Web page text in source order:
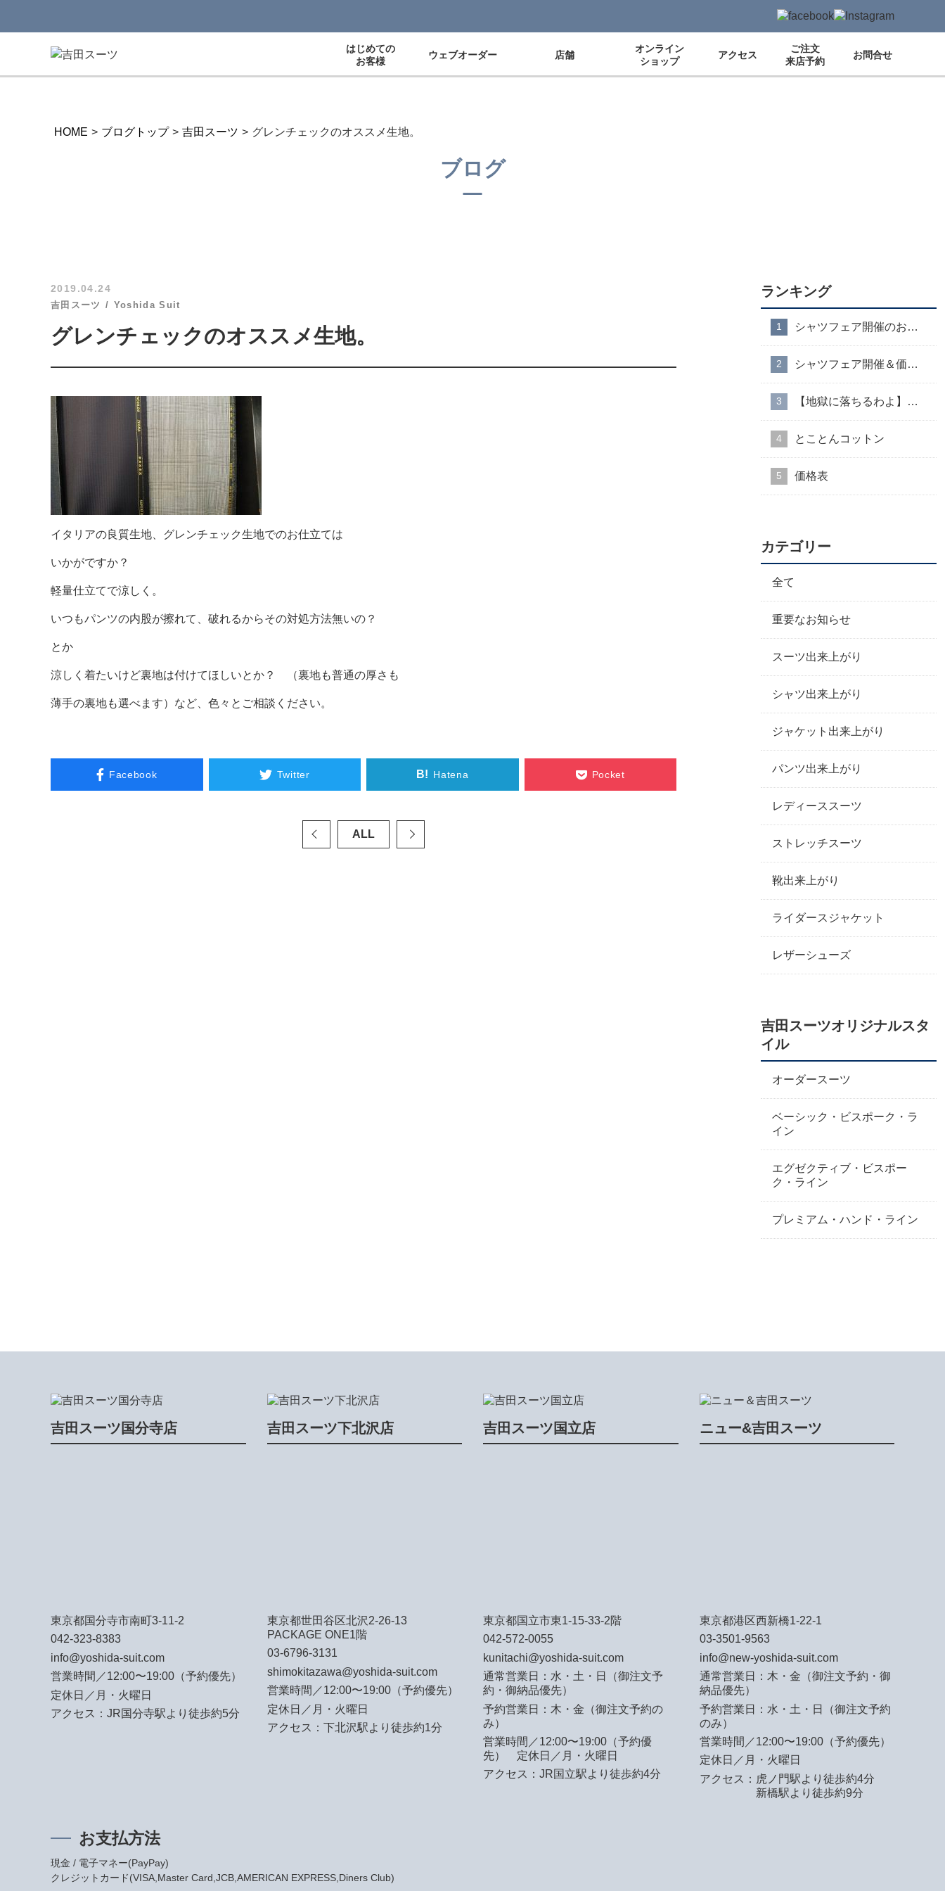
はじめての
お客様
ウェブオーダー 店舗
オンライン
ショップ
アクセス
ご注文
来店予約
お問合せ
HOME > ブログトップ > 吉田スーツ > グレンチェックのオススメ生地。
ブログ
2019.04.24
吉田スーツ Yoshida Suit
グレンチェックのオススメ生地。
イタリアの良質生地、グレンチェック生地でのお仕立ては
いかがですか？
軽量仕立てで涼しく。
いつもパンツの内股が擦れて、破れるからその対処方法無いの？
とか
涼しく着たいけど裏地は付けてほしいとか？ （裏地も普通の厚さも
薄手の裏地も選べます）など、色々とご相談ください。
Facebook Twitter B! Hatena Pocket
ALL
ランキング
シャツフェア開催のお知らせ
シャツフェア開催＆価格改定のお知らせ
【地獄に落ちるわよ】衣装協力のお知らせ
とことんコットン
価格表
カテゴリー
全て
重要なお知らせ
スーツ出来上がり
シャツ出来上がり
ジャケット出来上がり
パンツ出来上がり
レディーススーツ
ストレッチスーツ
靴出来上がり
ライダースジャケット
レザーシューズ
吉田スーツオリジナルスタ
イル
オーダースーツ
ベーシック・ビスポーク・ラ
イン
エグゼクティブ・ビスポー
ク・ライン
プレミアム・ハンド・ライン
吉田スーツ国分寺店
東京都国分寺市南町3-11-2
042-323-8383
info@yoshida-suit.com
営業時間／12:00〜19:00（予約優先）
定休日／月・火曜日
アクセス：JR国分寺駅より徒歩約5分
吉田スーツ下北沢店
東京都世田谷区北沢2-26-13
PACKAGE ONE1階
03-6796-3131
shimokitazawa@yoshida-suit.com
営業時間／12:00〜19:00（予約優先）
定休日／月・火曜日
アクセス：下北沢駅より徒歩約1分
吉田スーツ国立店
東京都国立市東1-15-33-2階
042-572-0055
kunitachi@yoshida-suit.com
通常営業日：水・土・日（御注文予
約・御納品優先）
予約営業日：木・金（御注文予約の
み）
営業時間／12:00〜19:00（予約優
先） 定休日／月・火曜日
アクセス：JR国立駅より徒歩約4分
ニュー&吉田スーツ
東京都港区西新橋1-22-1
03-3501-9563
info@new-yoshida-suit.com
通常営業日：木・金（御注文予約・御
納品優先）
予約営業日：水・土・日（御注文予約
のみ）
営業時間／12:00〜19:00（予約優先）
定休日／月・火曜日
アクセス： 虎ノ門駅より徒歩約4分
新橋駅より徒歩約9分
お支払方法
現金 / 電子マネー(PayPay)
クレジットカード(VISA,Master Card,JCB,AMERICAN EXPRESS,Diners Club)